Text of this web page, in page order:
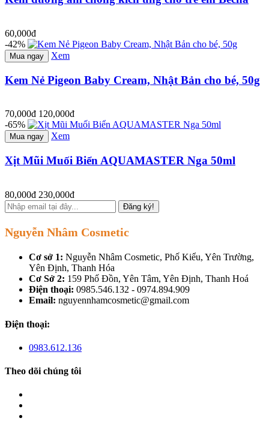
60,000đ
-42%
Mua ngay Xem
Kem Nẻ Pigeon Baby Cream, Nhật Bản cho bé, 50g
70,000đ 120,000đ
-65%
Mua ngay Xem
Xịt Mũi Muối Biển AQUAMASTER Nga 50ml
80,000đ 230,000đ
Đăng ký!
Nguyễn Nhâm Cosmetic
Cơ sở 1: Nguyễn Nhâm Cosmetic, Phố Kiểu, Yên Trường,
Yên Định, Thanh Hóa
Cơ Sở 2: 159 Phố Đồn, Yên Tâm, Yên Định, Thanh Hoá
Điện thoại: 0985.546.132 - 0974.894.909
Email: nguyennhamcosmetic@gmail.com
Điện thoại:
0983.612.136
Theo dõi chúng tôi